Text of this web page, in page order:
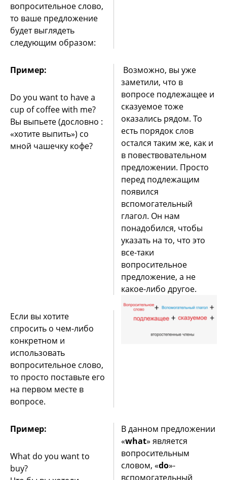
вопросительное слово,
то ваше предложение
будет выглядеть
следующим образом:
Пример:
Do you want to have a
cup of coffee with me?
Вы выпьете (дословно :
«хотите выпить») со
мной чашечку кофе?
Возможно, вы уже
заметили, что в
вопросе подлежащее и
сказуемое тоже
оказались рядом. То
есть порядок слов
остался таким же, как и
в повествовательном
предложении. Просто
перед подлежащим
появился
вспомогательный
глагол. Он нам
понадобился, чтобы
указать на то, что это
все-таки
вопросительное
предложение, а не
какое-либо другое.
Если вы хотите
спросить о чем-либо
конкретном и
использовать
вопросительное слово,
то просто поставьте его
на первом месте в
вопросе.
Пример:
What do you want to
buy?
В данном предложении
«what» является
вопросительным
словом, «dо»-
вспомогательный